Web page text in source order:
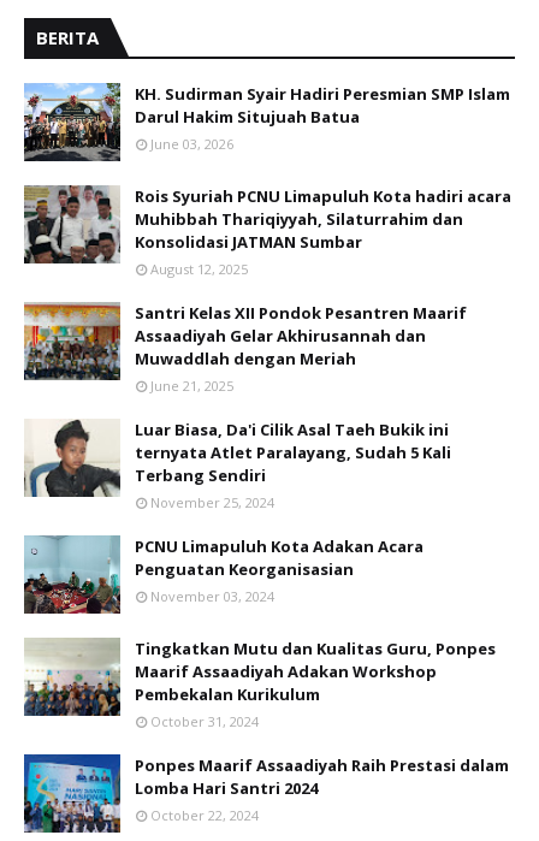
BERITA
KH. Sudirman Syair Hadiri Peresmian SMP Islam
Darul Hakim Situjuah Batua
June 03, 2026
Rois Syuriah PCNU Limapuluh Kota hadiri acara
Muhibbah Thariqiyyah, Silaturrahim dan
Konsolidasi JATMAN Sumbar
August 12, 2025
Santri Kelas XII Pondok Pesantren Maarif
Assaadiyah Gelar Akhirusannah dan
Muwaddlah dengan Meriah
June 21, 2025
Luar Biasa, Da'i Cilik Asal Taeh Bukik ini
ternyata Atlet Paralayang, Sudah 5 Kali
Terbang Sendiri
November 25, 2024
PCNU Limapuluh Kota Adakan Acara
Penguatan Keorganisasian
November 03, 2024
Tingkatkan Mutu dan Kualitas Guru, Ponpes
Maarif Assaadiyah Adakan Workshop
Pembekalan Kurikulum
October 31, 2024
Ponpes Maarif Assaadiyah Raih Prestasi dalam
Lomba Hari Santri 2024
October 22, 2024